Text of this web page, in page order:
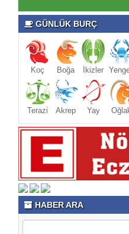
GÜNLÜK BURÇ
Koç Boğa İkizler
Terazi Akrep Yay
HABER ARA